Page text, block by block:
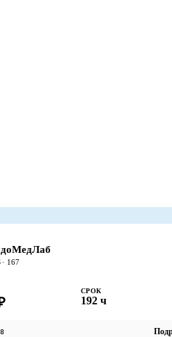
· 167
СРОК
192 ч